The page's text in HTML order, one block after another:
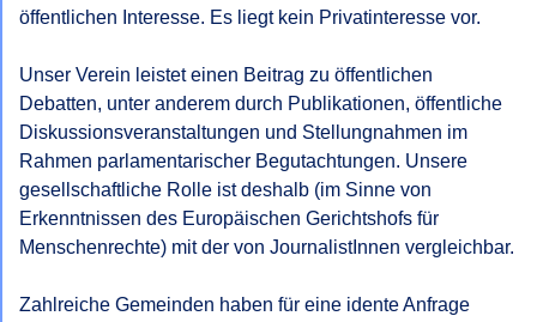
öffentlichen Interesse. Es liegt kein Privatinteresse vor.
Unser Verein leistet einen Beitrag zu öffentlichen
Debatten, unter anderem durch Publikationen, öffentliche
Diskussionsveranstaltungen und Stellungnahmen im
Rahmen parlamentarischer Begutachtungen. Unsere
gesellschaftliche Rolle ist deshalb (im Sinne von
Erkenntnissen des Europäischen Gerichtshofs für
Menschenrechte) mit der von JournalistInnen vergleichbar.
Zahlreiche Gemeinden haben für eine idente Anfrage